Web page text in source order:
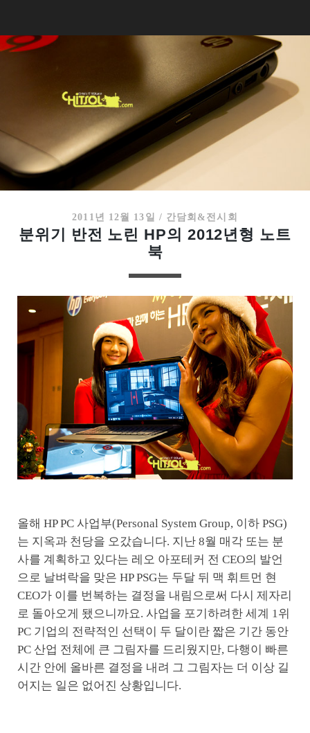
2011년 12월 13일 / 간담회&전시회
분위기 반전 노린 HP의 2012년형 노트
북
올해 HP PC 사업부(Personal System Group, 이하 PSG)
는 지옥과 천당을 오갔습니다. 지난 8월 매각 또는 분
사를 계획하고 있다는 레오 아포테커 전 CEO의 발언
으로 날벼락을 맞은 HP PSG는 두달 뒤 맥 휘트먼 현
CEO가 이를 번복하는 결정을 내림으로써 다시 제자리
로 돌아오게 됐으니까요. 사업을 포기하려한 세계 1위
PC 기업의 전략적인 선택이 두 달이란 짧은 기간 동안
PC 산업 전체에 큰 그림자를 드리웠지만, 다행이 빠른
시간 안에 올바른 결정을 내려 그 그림자는 더 이상 길
어지는 일은 없어진 상황입니다.